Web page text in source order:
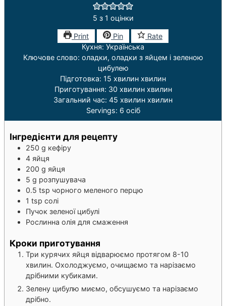
5 з 1 оцінки
Print Pin
Rate
Кухня: Українська
Ключове слово: оладки, оладки з яйцем і зеленою
цибулею
Підготовка: 15 хвилин хвилин
Приготування: 30 хвилин хвилин
Загальний час: 45 хвилин хвилин
Servings: 6 осіб
Інгредієнти для рецепту
250 g кефіру
4 яйця
200 g яйця
5 g розпушувача
0.5 tsp чорного меленого перцю
1 tsp солі
Пучок зеленої цибулі
Рослинна олія для смаження
Кроки приготування
Три курячих яйця відварюємо протягом 8-10
хвилин. Охолоджуємо, очищаємо та нарізаємо
дрібними кубиками.
Зелену цибулю миємо, обсушуємо та нарізаємо
дрібно.